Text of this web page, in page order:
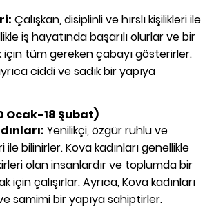
Çalışkan, disiplinli ve hırslı kişilikleri ile
iş hayatında başarılı olurlar ve bir
tüm gereken çabayı gösterirler.
ciddi ve sadık bir yapıya
Ocak-18 Şubat)
Yenilikçi, özgür ruhlu ve
ile bilinirler. Kova kadınları genellikle
olan insanlardır ve toplumda bir
için çalışırlar. Ayrıca, Kova kadınları
samimi bir yapıya sahiptirler.